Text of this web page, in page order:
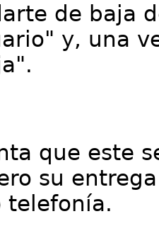
de baja
y, una
que este
su
telefonía.